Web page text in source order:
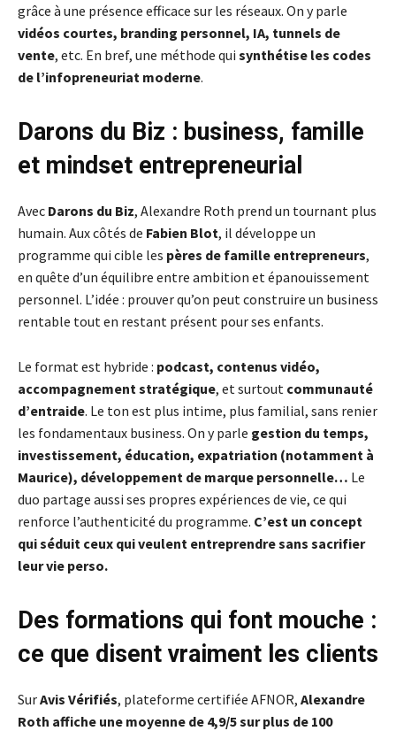
grâce à une présence efficace sur les réseaux. On y parle
vidéos courtes, branding personnel, IA, tunnels de
vente, etc. En bref, une méthode qui synthétise les codes
de l’infopreneuriat moderne.
Darons du Biz : business, famille
et mindset entrepreneurial
Avec Darons du Biz, Alexandre Roth prend un tournant plus
humain. Aux côtés de Fabien Blot, il développe un
programme qui cible les pères de famille entrepreneurs,
en quête d’un équilibre entre ambition et épanouissement
personnel. L’idée : prouver qu’on peut construire un business
rentable tout en restant présent pour ses enfants.
Le format est hybride : podcast, contenus vidéo,
accompagnement stratégique, et surtout communauté
d’entraide. Le ton est plus intime, plus familial, sans renier
les fondamentaux business. On y parle gestion du temps,
investissement, éducation, expatriation (notamment à
Maurice), développement de marque personnelle… Le
duo partage aussi ses propres expériences de vie, ce qui
renforce l’authenticité du programme. C’est un concept
qui séduit ceux qui veulent entreprendre sans sacrifier
leur vie perso.
Des formations qui font mouche :
ce que disent vraiment les clients
SurAvis Vérifiés, plateforme certifiée AFNOR, Alexandre
Roth affiche une moyenne de 4,9/5 sur plus de 100